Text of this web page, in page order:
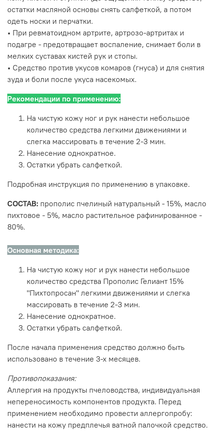
остатки масляной основы снять салфеткой, а потом
одеть носки и перчатки.
• При ревматоидном артрите, артрозо-артритах и
подагре - предотвращает воспаление, снимает боли в
мелких суставах кистей рук и стопы.
• Средство против укусов комаров (гнуса) и для снятия
зуда и боли после укуса насекомых.
Рекомендации по применению:
На чистую кожу ног и рук нанести небольшое
количество средства легкими движениями и
слегка массировать в течение 2-3 мин.
Нанесение однократное.
Остатки убрать салфеткой.
Подробная инструкция по применению в упаковке.
СОСТАВ: прополис пчелиный натуральный - 15%, масло
пихтовое - 5%, масло растительное рафинированное -
80%.
Основная методика:
На чистую кожу ног и рук нанести небольшое
количество средства Прополис Гелиант 15%
"Пихтопросан" легкими движениями и слегка
массировать в течение 2-3 мин.
Нанесение однократное.
Остатки убрать салфеткой.
После начала применения средство должно быть
использовано в течение 3-х месяцев.
Противопоказания:
Аллергия на продукты пчеловодства, индивидуальная
непереносимость компонентов продукта. Перед
применением необходимо провести аллергопробу:
нанести на кожу предплечья ватной палочкой средство.